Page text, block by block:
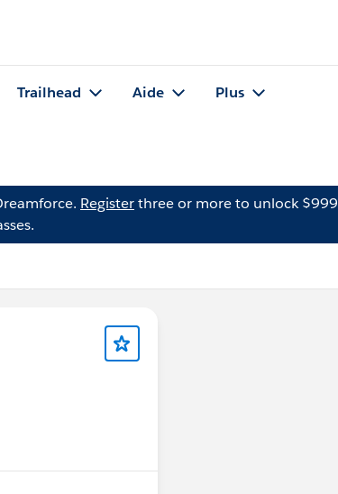
Trailhead Aide Plus
Registerthree or more to unlock $999